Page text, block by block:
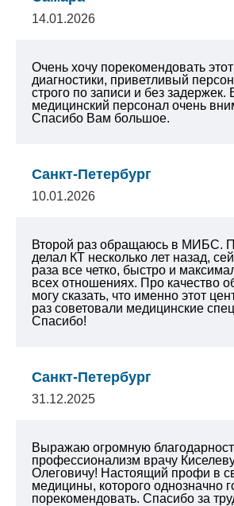
14.01.2026
Очень хочу порекомендовать
диагностики, приветливый
строго по записи и без задержек.
медицинский персонал очень
Спасибо Вам большое.
Санкт-Петербург
10.01.2026
Второй раз обращаюсь в МИБС.
делал КТ несколько лет назад,
раза все четко, быстро и
всех отношениях. Про качество
могу сказать, что именно этот
раз советовали медицинские
Спасибо!
Санкт-Петербург
31.12.2025
Выражаю огромную
профессионализм врачу
Олеговичу! Настоящий профи в
медицины, которого однозначно
порекомендовать. Спасибо за